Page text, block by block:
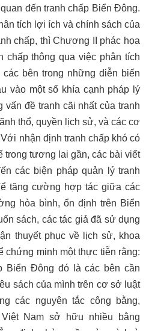
đến tranh chấp Biển Đông.
tích lợi ích và chính sách của
chấp, thì Chương II phác họa
chấp thông qua việc phân tích
bên trong những diễn biến
vào một số khía cạnh pháp lý
vấn đề tranh cãi nhất của tranh
thổ, quyền lịch sử, và các cơ
nhận định tranh chấp khó có
trong tương lai gần, các bài viết
các biện pháp quản lý tranh
tăng cường hợp tác giữa các
hòa bình, ổn định trên Biển
sách, các tác giả đã sử dụng
thuyết phục về lịch sử, khoa
chứng minh một thực tiễn rằng:
Biển Đông đó là các bên cần
sách của mình trên cơ sở luật
các nguyên tắc công bằng,
Nam sở hữu nhiều bằng